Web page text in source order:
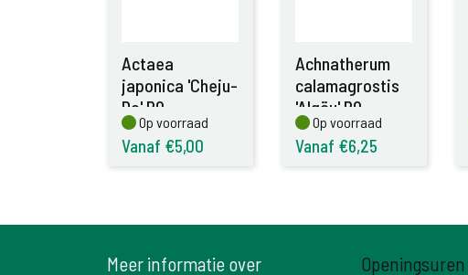
Actaea
japonica 'Cheju-
Do' P9
Op voorraad
Op voorraad
Vanaf €5,00
Achnatherum
calamagrostis
'Algäu' P9
Op voorraad
Op voorraad
Vanaf €6,25
Meer informatie over Openingsuren